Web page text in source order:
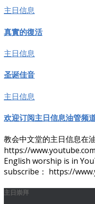
主日信息
真實的復活
主日信息
圣诞佳音
主日信息
欢迎订阅主日信息油管频
教会中文堂的主日信息在
https://
English worship is in
subscribe： https://
主日崇拜